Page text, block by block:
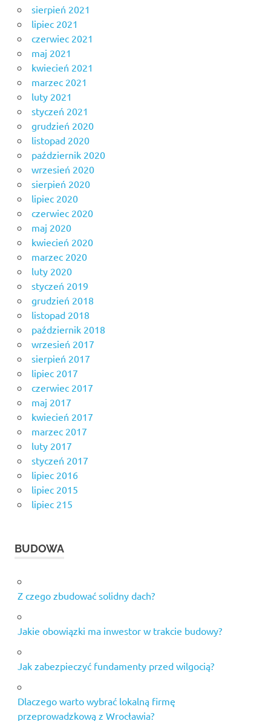
sierpień 2021
lipiec 2021
czerwiec 2021
maj 2021
kwiecień 2021
marzec 2021
luty 2021
styczeń 2021
grudzień 2020
listopad 2020
październik 2020
wrzesień 2020
sierpień 2020
lipiec 2020
czerwiec 2020
maj 2020
kwiecień 2020
marzec 2020
luty 2020
styczeń 2019
grudzień 2018
listopad 2018
październik 2018
wrzesień 2017
sierpień 2017
lipiec 2017
czerwiec 2017
maj 2017
kwiecień 2017
marzec 2017
luty 2017
styczeń 2017
lipiec 2016
lipiec 2015
lipiec 215
BUDOWA
Z czego zbudować solidny dach?
Jakie obowiązki ma inwestor w trakcie budowy?
Jak zabezpieczyć fundamenty przed wilgocią?
Dlaczego warto wybrać lokalną firmę
przeprowadzkową z Wrocławia?